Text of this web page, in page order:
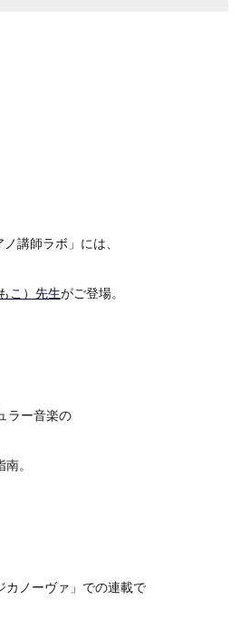
講師ラボ」には、
こ）先生がご登場。
ラー音楽の
。
カノーヴァ」での連載で